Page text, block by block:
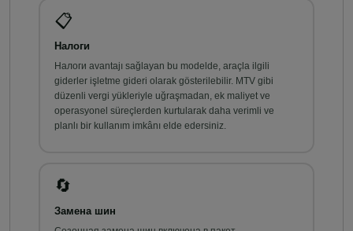
📋
Налоги
Налоги avantajı sağlayan bu modelde, araçla ilgili
giderler işletme gideri olarak gösterilebilir. MTV gibi
düzenli vergi yükleriyle uğraşmadan, ek maliyet ve
operasyonel süreçlerden kurtularak daha verimli ve
planlı bir kullanım imkânı elde edersiniz.
🔄
Замена шин